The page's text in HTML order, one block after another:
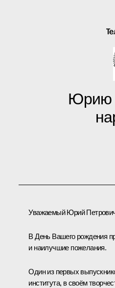
Юрию
Уважаемый Юрий
В День Вашего рождения
и наилучшие пожелания.
Один из первых
института, в своём